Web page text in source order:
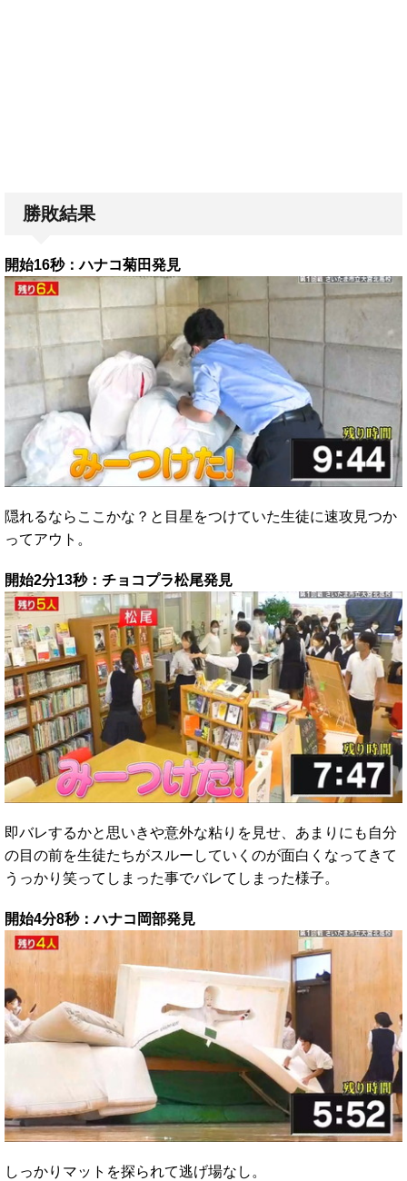
勝敗結果
開始16秒：ハナコ菊田発見
隠れるならここかな？と目星をつけていた生徒に速攻見つか
ってアウト。
開始2分13秒：チョコプラ松尾発見
即バレするかと思いきや意外な粘りを見せ、あまりにも自分
の目の前を生徒たちがスルーしていくのが面白くなってきて
うっかり笑ってしまった事でバレてしまった様子。
開始4分8秒：ハナコ岡部発見
しっかりマットを探られて逃げ場なし。